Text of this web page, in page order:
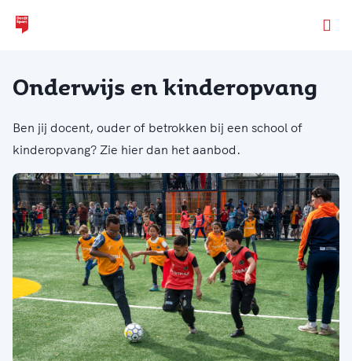
Onderwijs en kinderopvang
Ben jij docent, ouder of betrokken bij een school of
kinderopvang? Zie hier dan het aanbod.